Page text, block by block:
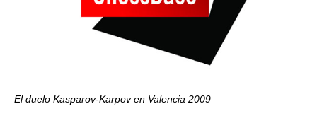
El duelo Kasparov-Karpov en Valencia 2009